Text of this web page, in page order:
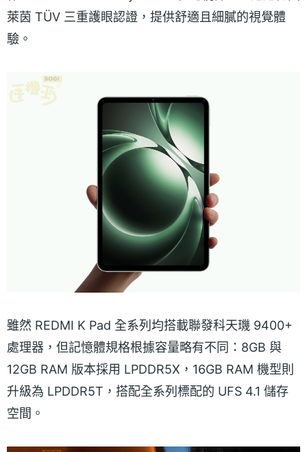
萊茵 TÜV 三重護眼認證，提供舒適且細膩的視覺體
驗。
雖然 REDMI K Pad 全系列均搭載聯發科天璣 9400+
處理器，但記憶體規格根據容量略有不同：8GB 與
12GB RAM 版本採用 LPDDR5X，16GB RAM 機型則
升級為 LPDDR5T，搭配全系列標配的 UFS 4.1 儲存
空間。